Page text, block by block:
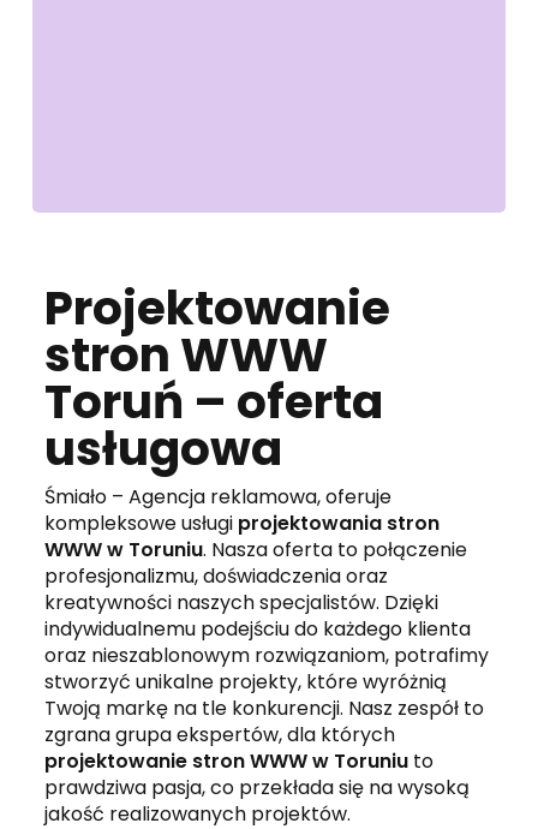
Projektowanie
stron WWW
Toruń – oferta
usługowa
Śmiało – Agencja reklamowa, oferuje
kompleksowe usługi projektowania stron
WWW w Toruniu. Nasza oferta to połączenie
profesjonalizmu, doświadczenia oraz
kreatywności naszych specjalistów. Dzięki
indywidualnemu podejściu do każdego klienta
oraz nieszablonowym rozwiązaniom, potrafimy
stworzyć unikalne projekty, które wyróżnią
Twoją markę na tle konkurencji. Nasz zespół to
zgrana grupa ekspertów, dla których
projektowanie stron WWW w Toruniu to
prawdziwa pasja, co przekłada się na wysoką
jakość realizowanych projektów.